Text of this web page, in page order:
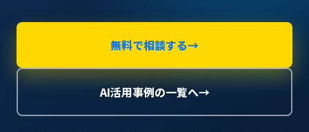
無料で相談する→
AI活用事例の一覧へ→